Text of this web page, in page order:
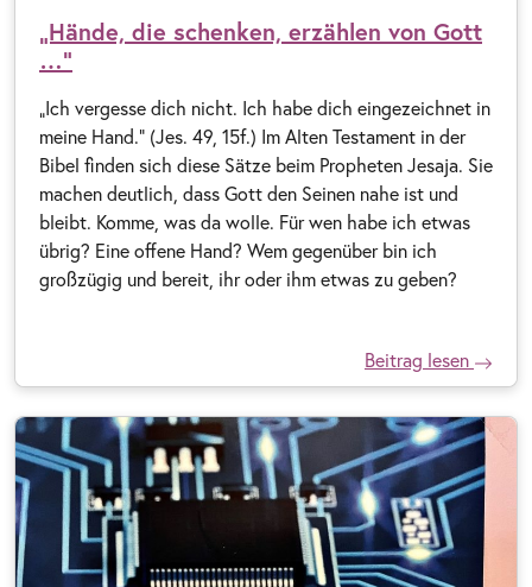
„Hände, die schenken, erzählen von Gott
…“
„Ich vergesse dich nicht. Ich habe dich eingezeichnet in
meine Hand.“ (Jes. 49, 15f.) Im Alten Testament in der
Bibel finden sich diese Sätze beim Propheten Jesaja. Sie
machen deutlich, dass Gott den Seinen nahe ist und
bleibt. Komme, was da wolle. Für wen habe ich etwas
übrig? Eine offene Hand? Wem gegenüber bin ich
großzügig und bereit, ihr oder ihm etwas zu geben?
Beitrag lesen